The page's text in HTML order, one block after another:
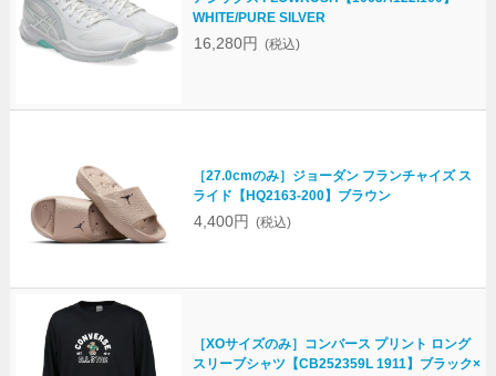
WHITE/PURE SILVER
16,280円 (税込)
［27.0cmのみ］ジョーダン フランチャイズ ス
ライド【HQ2163-200】ブラウン
4,400円 (税込)
［XOサイズのみ］コンバース プリント ロング
スリーブシャツ【CB252359L 1911】ブラック×